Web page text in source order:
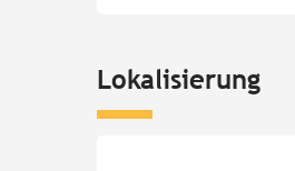
Lokalisierung